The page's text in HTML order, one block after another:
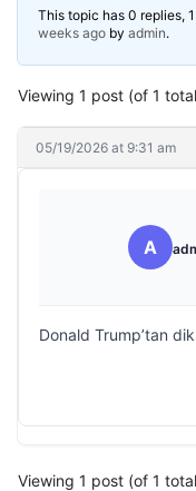
This topic has 0 replies,
weeks ago by admin.
Viewing 1 post (of 1
05/19/2026 at 9:31 am
A
Donald Trump’tan
Viewing 1 post (of 1